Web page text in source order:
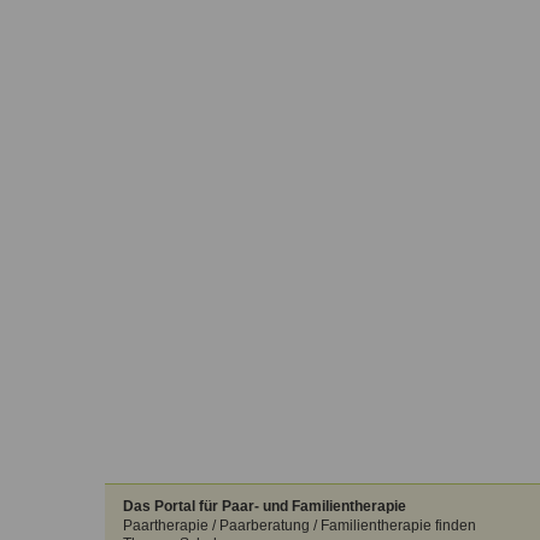
Das Portal für Paar- und Familientherapie
Paartherapie / Paarberatung / Familientherapie finden